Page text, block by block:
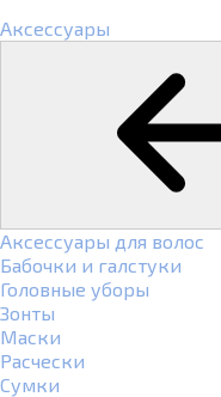
Аксессуары
Аксессуары для волос
Бабочки и галстуки
Головные уборы
Зонты
Маски
Расчески
Сумки